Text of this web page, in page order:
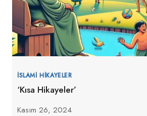
İSLAMI HIKAYELER
‘Kısa Hikayeler’
Kasım 26, 2024